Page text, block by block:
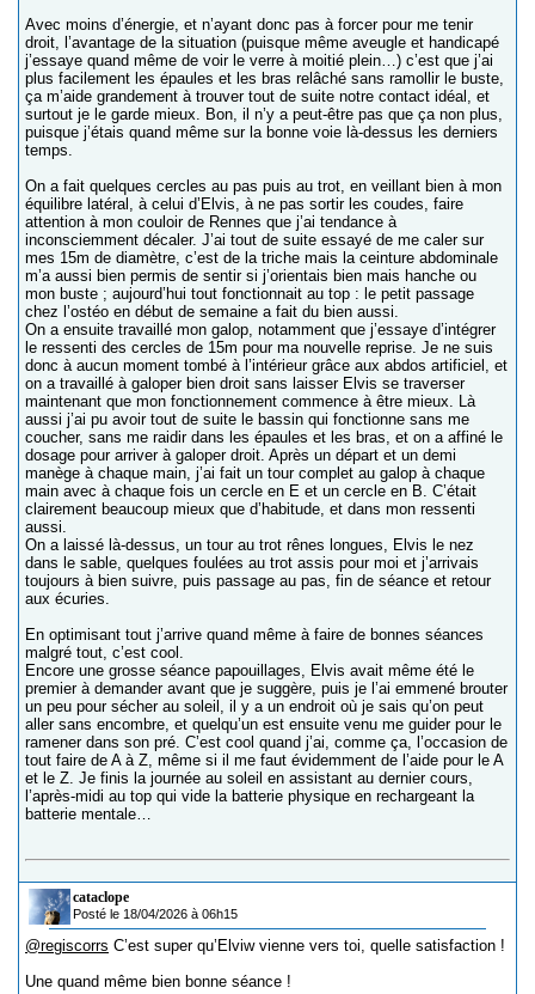
Avec moins d’énergie, et n’ayant donc pas à forcer pour me tenir
droit, l’avantage de la situation (puisque même aveugle et handicapé
j’essaye quand même de voir le verre à moitié plein…) c’est que j’ai
plus facilement les épaules et les bras relâché sans ramollir le buste,
ça m’aide grandement à trouver tout de suite notre contact idéal, et
surtout je le garde mieux. Bon, il n’y a peut-être pas que ça non plus,
puisque j’étais quand même sur la bonne voie là-dessus les derniers
temps.
On a fait quelques cercles au pas puis au trot, en veillant bien à mon
équilibre latéral, à celui d’Elvis, à ne pas sortir les coudes, faire
attention à mon couloir de Rennes que j’ai tendance à
inconsciemment décaler. J’ai tout de suite essayé de me caler sur
mes 15m de diamètre, c’est de la triche mais la ceinture abdominale
m’a aussi bien permis de sentir si j’orientais bien mais hanche ou
mon buste ; aujourd’hui tout fonctionnait au top : le petit passage
chez l’ostéo en début de semaine a fait du bien aussi.
On a ensuite travaillé mon galop, notamment que j’essaye d’intégrer
le ressenti des cercles de 15m pour ma nouvelle reprise. Je ne suis
donc à aucun moment tombé à l’intérieur grâce aux abdos artificiel, et
on a travaillé à galoper bien droit sans laisser Elvis se traverser
maintenant que mon fonctionnement commence à être mieux. Là
aussi j’ai pu avoir tout de suite le bassin qui fonctionne sans me
coucher, sans me raidir dans les épaules et les bras, et on a affiné le
dosage pour arriver à galoper droit. Après un départ et un demi
manège à chaque main, j’ai fait un tour complet au galop à chaque
main avec à chaque fois un cercle en E et un cercle en B. C’était
clairement beaucoup mieux que d’habitude, et dans mon ressenti
aussi.
On a laissé là-dessus, un tour au trot rênes longues, Elvis le nez
dans le sable, quelques foulées au trot assis pour moi et j’arrivais
toujours à bien suivre, puis passage au pas, fin de séance et retour
aux écuries.
En optimisant tout j’arrive quand même à faire de bonnes séances
malgré tout, c’est cool.
Encore une grosse séance papouillages, Elvis avait même été le
premier à demander avant que je suggère, puis je l’ai emmené brouter
un peu pour sécher au soleil, il y a un endroit où je sais qu’on peut
aller sans encombre, et quelqu’un est ensuite venu me guider pour le
ramener dans son pré. C’est cool quand j’ai, comme ça, l’occasion de
tout faire de A à Z, même si il me faut évidemment de l’aide pour le A
et le Z. Je finis la journée au soleil en assistant au dernier cours,
l’après-midi au top qui vide la batterie physique en rechargeant la
batterie mentale…
cataclope
Posté le 18/04/2026 à 06h15
@regiscorrs C’est super qu’Elviw vienne vers toi, quelle satisfaction !
Une quand même bien bonne séance !